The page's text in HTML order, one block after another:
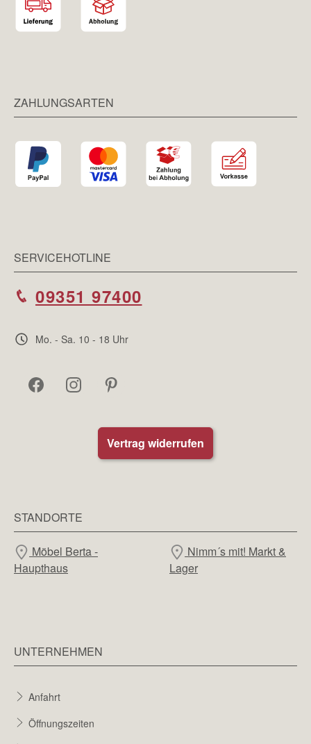
ZAHLUNGSARTEN
SERVICEHOTLINE
09351 97400
Mo. - Sa. 10 - 18 Uhr
Vertrag widerrufen
STANDORTE
Möbel Berta -
Haupthaus
Nimm´s mit! Markt &
Lager
UNTERNEHMEN
Anfahrt
Öffnungszeiten